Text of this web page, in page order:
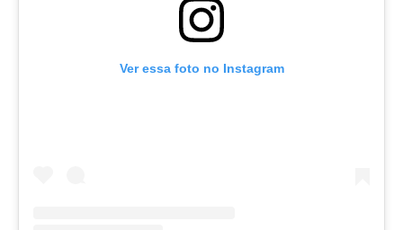
Ver essa foto no Instagram